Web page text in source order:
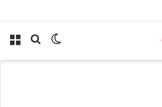
النفط يعقّد مسار الفدرالي
بحث الوضع